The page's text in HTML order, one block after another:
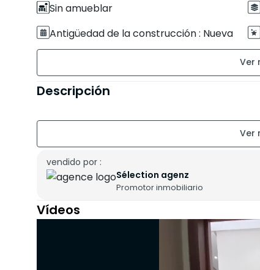
Sin amueblar
Antigüedad de la construcción : Nueva
Terraza de 10 m²
Descripción
vendido por :
Sélection agenz
Promotor inmobiliario
Vídeos